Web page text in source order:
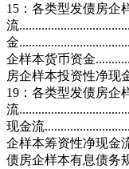
15：各类型发债房企
流
金
企样本货币资金
房企样本投资性净现
19：各类型发债房企
流
现金流
企样本筹资性净现金
债房企样本有息债务